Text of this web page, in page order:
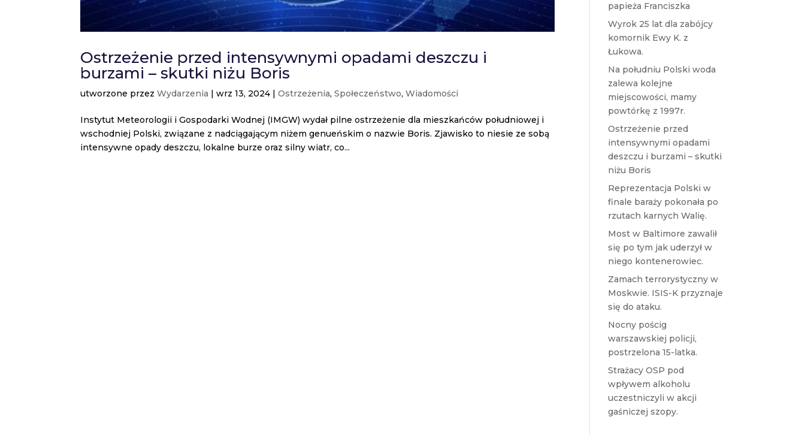
Ostrzeżenie przed intensywnymi opadami deszczu i
burzami – skutki niżu Boris
utworzone przezWydarzenia |wrz 13, 2024 |Ostrzeżenia,Społeczeństwo,Wiadomości
Instytut Meteorologii i Gospodarki Wodnej (IMGW) wydał pilne ostrzeżenie dla mieszkańców południowej i
wschodniej Polski, związane z nadciągającym niżem genueńskim o nazwie Boris. Zjawisko to niesie ze sobą
intensywne opady deszczu, lokalne burze oraz silny wiatr, co...
papieża Franciszka
Wyrok 25 lat dla zabójcy
komornik Ewy K. z
Łukowa.
Na południu Polski woda
zalewa kolejne
miejscowości, mamy
powtórkę z 1997r.
Ostrzeżenie przed
intensywnymi opadami
deszczu i burzami – skutki
niżu Boris
Reprezentacja Polski w
finale baraży pokonała po
rzutach karnych Walię.
Most w Baltimore zawalił
się po tym jak uderzył w
niego kontenerowiec.
Zamach terrorystyczny w
Moskwie. ISIS-K przyznaje
się do ataku.
Nocny pościg
warszawskiej policji,
postrzelona 15-latka.
Strażacy OSP pod
wpływem alkoholu
uczestniczyli w akcji
gaśniczej szopy.